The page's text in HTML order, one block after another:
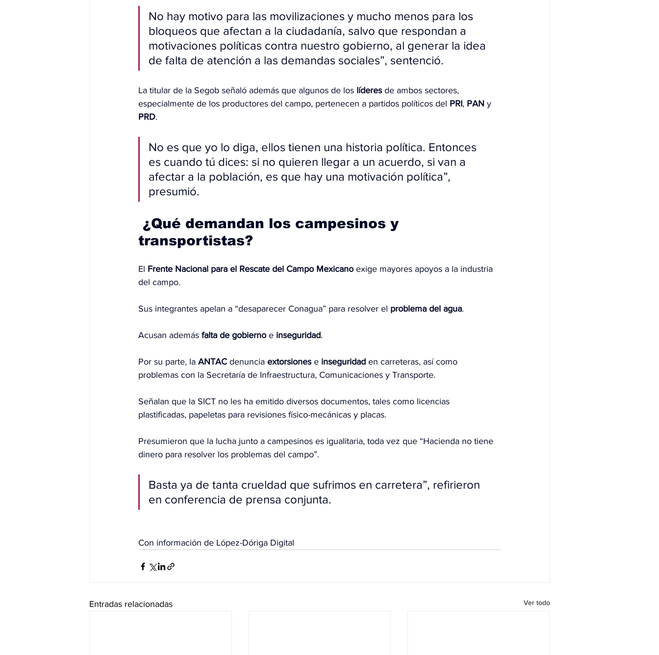
No hay motivo para las movilizaciones y mucho menos para los
bloqueos que afectan a la ciudadanía, salvo que respondan a
motivaciones políticas contra nuestro gobierno, al generar la idea
de falta de atención a las demandas sociales”, sentenció.
La titular de la Segob señaló además que algunos de los líderes de ambos sectores,
especialmente de los productores del campo, pertenecen a partidos políticos del PRI, PAN y
PRD.
No es que yo lo diga, ellos tienen una historia política. Entonces
es cuando tú dices: si no quieren llegar a un acuerdo, si van a
afectar a la población, es que hay una motivación política”,
presumió.
¿Qué demandan los campesinos y
transportistas?
El Frente Nacional para el Rescate del Campo Mexicano exige mayores apoyos a la industria
del campo.
Sus integrantes apelan a “desaparecer Conagua” para resolver el problema del agua.
Acusan además falta de gobierno e inseguridad.
Por su parte, la ANTAC denuncia extorsiones e inseguridad en carreteras, así como
problemas con la Secretaría de Infraestructura, Comunicaciones y Transporte.
Señalan que la SICT no les ha emitido diversos documentos, tales como licencias
plastificadas, papeletas para revisiones físico-mecánicas y placas.
Presumieron que la lucha junto a campesinos es igualitaria, toda vez que “Hacienda no tiene
dinero para resolver los problemas del campo”.
Basta ya de tanta crueldad que sufrimos en carretera”, refirieron
en conferencia de prensa conjunta.
Con información de López-Dóriga Digital
Entradas relacionadas Ver todo